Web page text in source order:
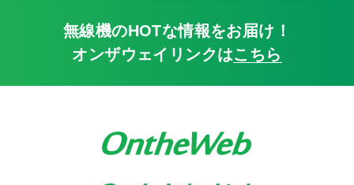
無線機のHOTな情報をお届け！
オンザウェイリンクはこちら
変換アダプタ
マイククリップ
Onthewayオリジナル